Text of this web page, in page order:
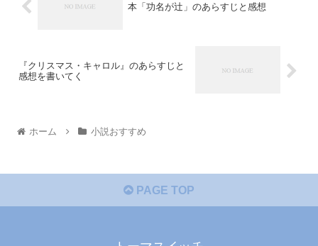
本「功名が辻」のあらすじと感想
『クリスマス・キャロル』のあらすじと
感想を書いてく
ホーム 小説おすすめ
PAGE TOP